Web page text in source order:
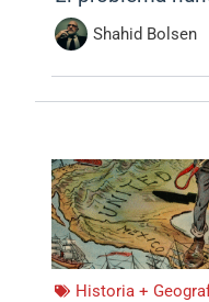
Shahid Bolsen
Historia +